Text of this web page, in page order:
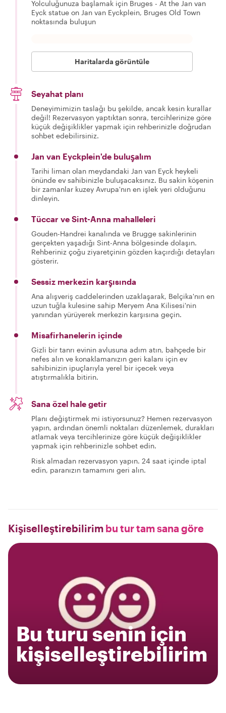
Yolculuğunuza başlamak için Bruges - At the Jan van
Eyck statue on Jan van Eyckplein, Bruges Old Town
noktasında buluşun
Haritalarda görüntüle
Seyahat planı
Deneyimimizin taslağı bu şekilde, ancak kesin kurallar
değil! Rezervasyon yaptıktan sonra, tercihlerinize göre
küçük değişiklikler yapmak için rehberinizle doğrudan
sohbet edebilirsiniz.
Jan van Eyckplein'de buluşalım
Tarihi liman olan meydandaki Jan van Eyck heykeli
önünde ev sahibinizle buluşacaksınız. Bu sakin köşenin
bir zamanlar kuzey Avrupa'nın en işlek yeri olduğunu
dinleyin.
Tüccar ve Sint-Anna mahalleleri
Gouden-Handrei kanalında ve Brugge sakinlerinin
gerçekten yaşadığı Sint-Anna bölgesinde dolaşın.
Rehberiniz çoğu ziyaretçinin gözden kaçırdığı detayları
gösterir.
Sessiz merkezin karşısında
Ana alışveriş caddelerinden uzaklaşarak, Belçika'nın en
uzun tuğla kulesine sahip Meryem Ana Kilisesi'nin
yanından yürüyerek merkezin karşısına geçin.
Misafirhanelerin içinde
Gizli bir tanrı evinin avlusuna adım atın, bahçede bir
nefes alın ve konaklamanızın geri kalanı için ev
sahibinizin ipuçlarıyla yerel bir içecek veya
atıştırmalıkla bitirin.
Sana özel hale getir
Planı değiştirmek mi istiyorsunuz? Hemen rezervasyon
yapın, ardından önemli noktaları düzenlemek, durakları
atlamak veya tercihlerinize göre küçük değişiklikler
yapmak için rehberinizle sohbet edin.
Risk almadan rezervasyon yapın. 24 saat içinde iptal
edin, paranızın tamamını geri alın.
Kişiselleştirebilirim bu tur tam sana göre
Bu turu senin için
kişiselleştirebilirim